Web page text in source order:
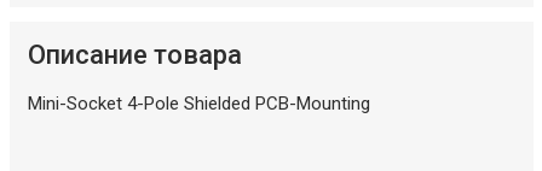
Описание товара
Mini-Socket 4-Pole Shielded PCB-Mounting